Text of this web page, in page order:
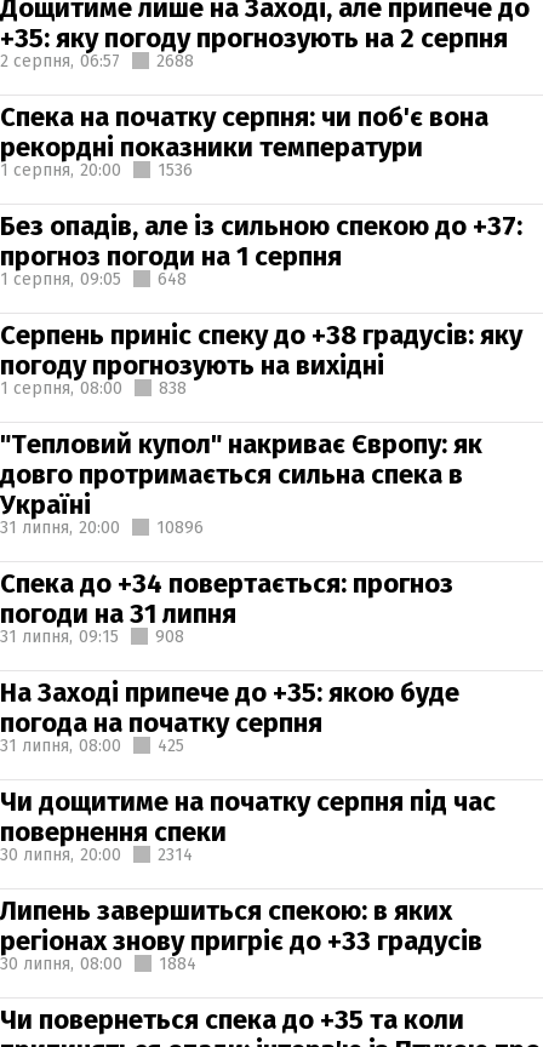
Дощитиме лише на Заході, але припече до
+35: яку погоду прогнозують на 2 серпня
2 серпня, 06:57 2688
Спека на початку серпня: чи поб'є вона
рекордні показники температури
1 серпня, 20:00 1536
Без опадів, але із сильною спекою до +37:
прогноз погоди на 1 серпня
1 серпня, 09:05 648
Серпень приніс спеку до +38 градусів: яку
погоду прогнозують на вихідні
1 серпня, 08:00 838
"Тепловий купол" накриває Європу: як
довго протримається сильна спека в
Україні
31 липня, 20:00 10896
Спека до +34 повертається: прогноз
погоди на 31 липня
31 липня, 09:15 908
На Заході припече до +35: якою буде
погода на початку серпня
31 липня, 08:00 425
Чи дощитиме на початку серпня під час
повернення спеки
30 липня, 20:00 2314
Липень завершиться спекою: в яких
регіонах знову пригріє до +33 градусів
30 липня, 08:00 1884
Чи повернеться спека до +35 та коли